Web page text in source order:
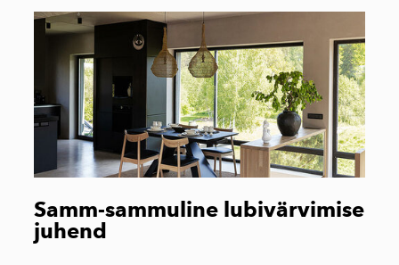
Samm-sammuline lubivärvimise
juhend